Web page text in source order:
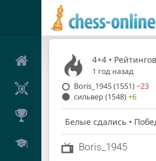
4+4 •
1 год назад
Boris_1945(1551) −23
сильвер (1548) +6
Белые сдались •
Boris_1945